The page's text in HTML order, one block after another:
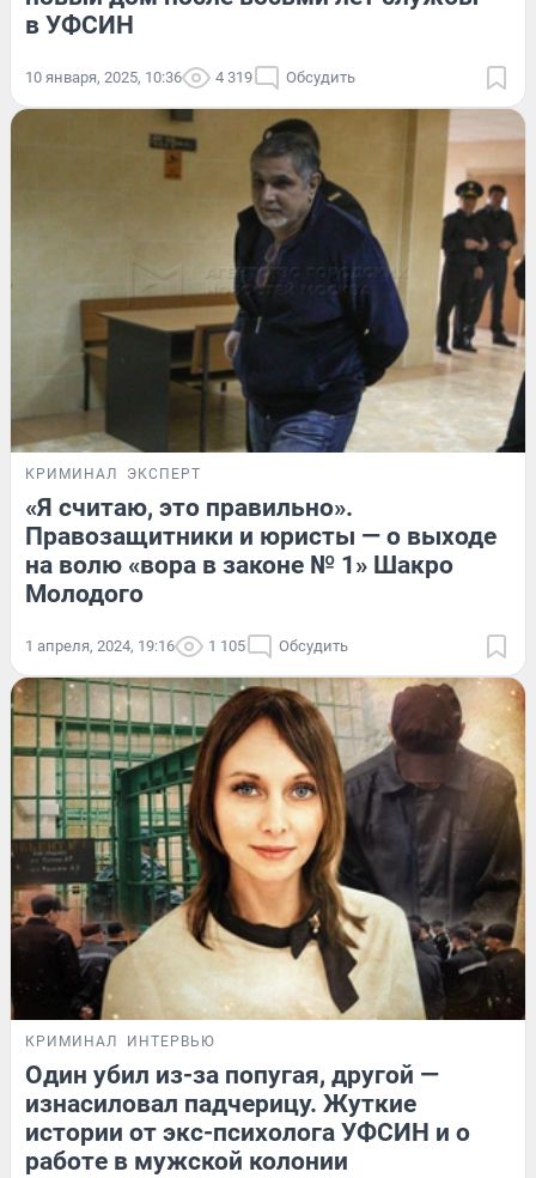
в УФСИН
10 января, 2025, 10:36 4 319 Обсудить
КРИМИНАЛ ЭКСПЕРТ
«Я считаю, это правильно».
Правозащитники и юристы — о выходе
на волю «вора в законе № 1» Шакро
Молодого
1 апреля, 2024, 19:16 1 105 Обсудить
КРИМИНАЛ ИНТЕРВЬЮ
Один убил из-за попугая, другой —
изнасиловал падчерицу. Жуткие
истории от экс-психолога УФСИН и о
работe в мужской колонии